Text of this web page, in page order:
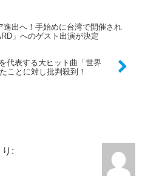
進出へ！手始めに台湾で開催され
」へのゲスト出演が決定
代表する大ヒット曲「世界
ことに対し批判殺到！
り: